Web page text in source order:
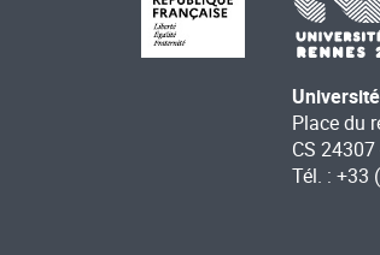
Place du
CS
Tél. : +33